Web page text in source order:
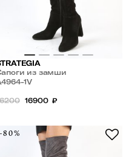
из замши
1V
16900 ₽
-80%